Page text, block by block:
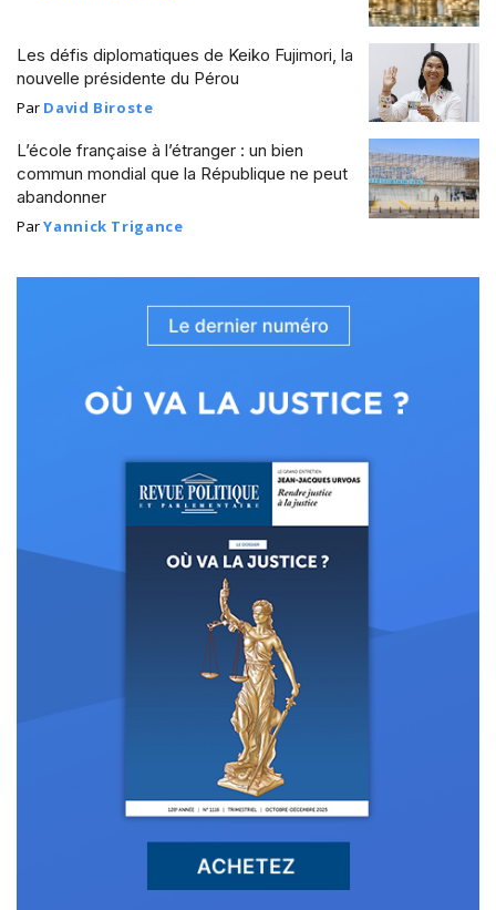
Les défis diplomatiques de Keiko Fujimori, la
nouvelle présidente du Pérou
Par David Biroste
L’école française à l’étranger : un bien
commun mondial que la République ne peut
abandonner
ParYannick Trigance